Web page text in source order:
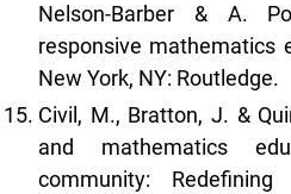
Nelson-Barber & A.
responsive mathematics
New York, NY: Routledge.
Civil, M., Bratton, J. &
and mathematics
community: